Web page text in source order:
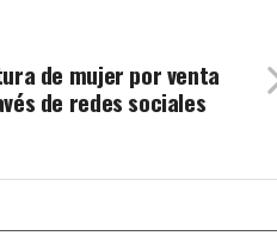
el
volumen.
de mujer por venta
de redes sociales